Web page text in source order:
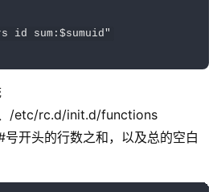
id sum:$sumuid"
/etc/rc.d/init.d/functions
开头的行数之和，以及总的空白